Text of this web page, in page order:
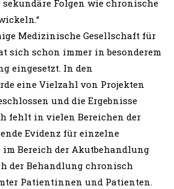
Folgen wie chronische
Medizinische Gesellschaft für
sich schon immer in besonderem
eingesetzt. In den
eine Vielzahl von Projekten
und die Ergebnisse
fehlt in vielen Bereichen der
Evidenz für einzelne
Bereich der Akutbehandlung
der Behandlung chronisch
Patientinnen und Patienten.